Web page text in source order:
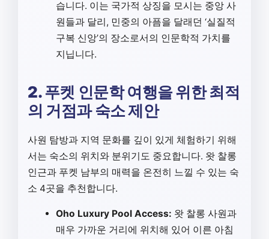
습니다. 이는 국가적 상징을 모시는 중앙 사
원들과 달리, 민중의 아픔을 달래던 ‘실질적
구복 신앙’의 장소로서의 인문학적 가치를
지닙니다.
2. 푸켓 인문학 여행을 위한 최적
의 거점과 숙소 제안
사원 탐방과 지역 문화를 깊이 있게 체험하기 위해
서는 숙소의 위치와 분위기도 중요합니다. 왓 찰롱
인근과 푸켓 남부의 매력을 온전히 느낄 수 있는 숙
소 4곳을 추천합니다.
Oho Luxury Pool Access: 왓 찰롱 사원과
매우 가까운 거리에 위치해 있어 이른 아침